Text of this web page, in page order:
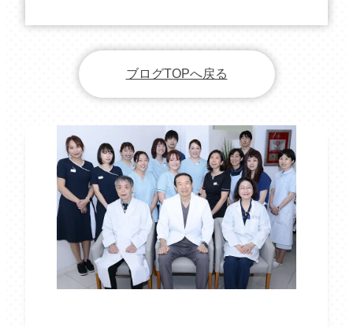
ブログTOPへ戻る